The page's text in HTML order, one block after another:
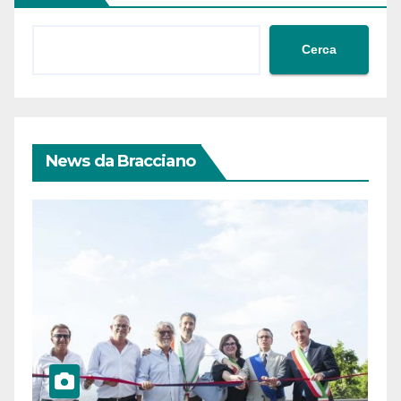
Cerca
News da Bracciano